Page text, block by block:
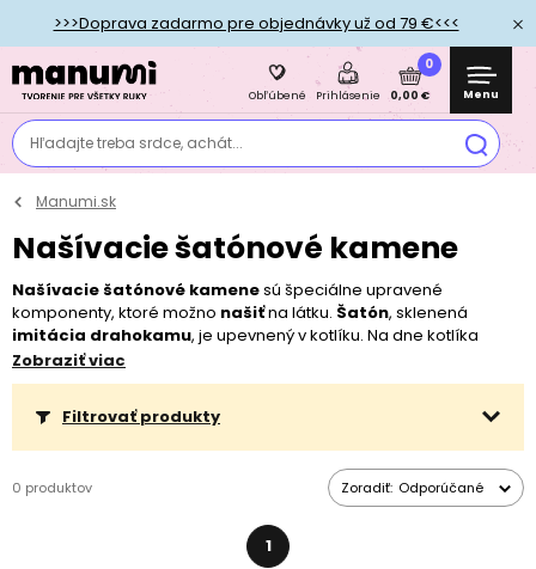
>>>Doprava zadarmo pre objednávky už od 79 €<<<
Hľadajte treba srdce, achát...
Obľúbené Prihlásenie
0
0,00 € Menu
Manumi.sk
Našívacie šatónové kamene
Našívacie šatónové kamenesú špeciálne upravené
komponenty, ktoré možno našiťna látku. Šatón, sklenená
imitácia drahokamu, je upevnený v kotlíku. Na dne kotlíka
nájdete otvory, ktoré sú dostatočne veľké pre
niťou. Kamene sú do kotlíkovvkladanéprevažneručne.
Zobraziť viac
Filtrovať produkty
0 produktov Zoradiť: Odporúčané
1